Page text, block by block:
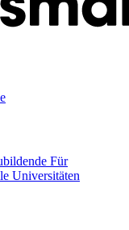
Für
Universitäten